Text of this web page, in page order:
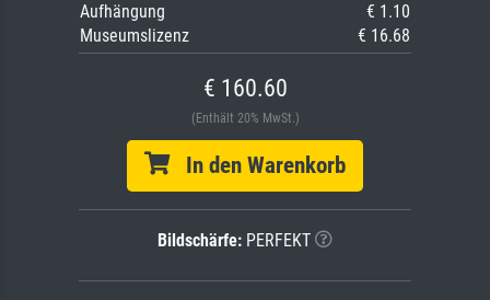
Aufhängung
€ 1.10
Museumslizenz
€ 16.68
€ 160.60
(Enthält 20% MwSt.)
In den Warenkorb
Bildschärfe: PERFEKT